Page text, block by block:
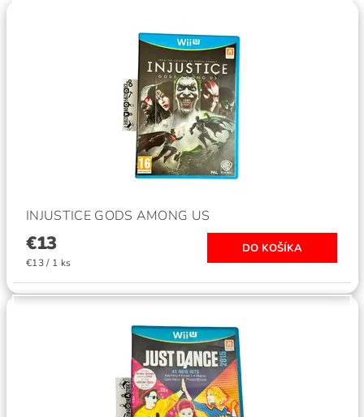
INJUSTICE GODS AMONG US
€13
€13 / 1 ks